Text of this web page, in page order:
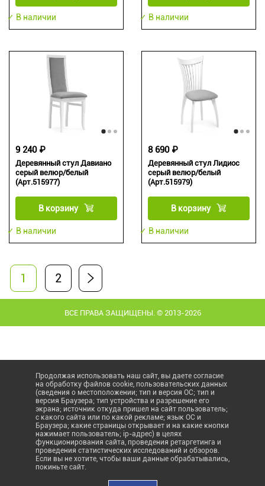
✓ В наличии ✓ В наличии
Деревянный стул Давиано
серый велюр/белый
(Арт.515977)
9 240 ₽
В корзину
✓ В наличии
Деревянный стул Лидиос
серый велюр/белый
(Арт.515979)
8 690 ₽
В корзину
✓ В наличии
1 2
ВСЕ ПРАВА ЗАЩИЩЕНЫ. © 2013-2026
Продолжая использовать наш сайт, вы даете согласие
на обработку файлов cookie, пользовательских данных
(сведения о местоположении; тип и версия ОС; тип и
версия Браузера; тип устройства и разрешение его
экрана; источник откуда пришел на сайт пользователь;
с какого сайта или по какой рекламе; язык ОС и
Браузера; какие страницы открывает и на какие кнопки
нажимает пользователь; ip-адрес) в целях
функционирования сайта, проведения ретаргетинга и
проведения статистических исследований и обзоров.
Если вы не хотите, чтобы ваши данные обрабатывались,
покиньте сайт.